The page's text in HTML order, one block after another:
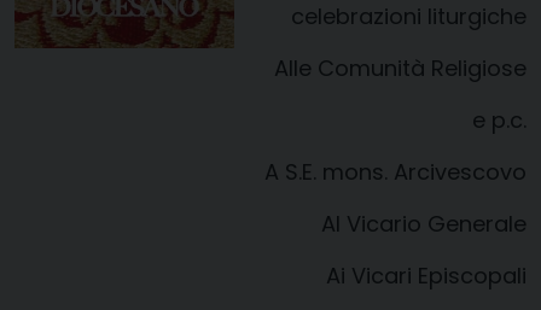
celebrazioni liturgiche
Alle Comunità Religiose
e p.c.
A S.E. mons. Arcivescovo
Al Vicario Generale
Ai Vicari Episcopali